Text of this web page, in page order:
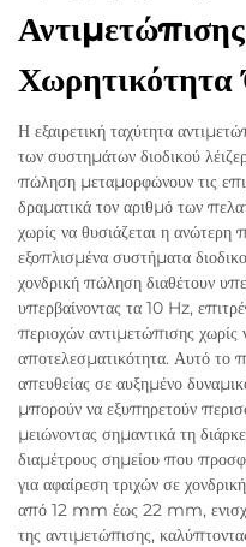
Χωρητικότητα
Η εξαιρετική ταχύτητα
των συστημάτων διοδικού
πώληση μεταμορφώνουν τις
δραματικά τον αριθμό των
χωρίς να θυσιάζεται η ανώτερη
εξοπλισμένα συστήματα
χονδρική πώληση διαθέτουν
υπερβαίνοντας τα 10 Hz,
περιοχών αντιμετώπισης χωρίς
αποτελεσματικότητα. Αυτό το
απευθείας σε αυξημένο
μπορούν να εξυπηρετούν
μειώνοντας σημαντικά τη
διαμέτρους σημείου που
για αφαίρεση τριχών σε
από 12 mm έως 22 mm,
της αντιμετώπισης,